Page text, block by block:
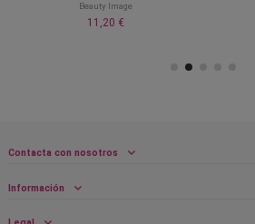
Beauty Image
11,20 €
Contacta con nosotros
Información